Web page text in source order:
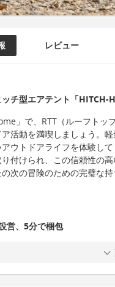
レビュー
チ型エアテント「HITCH-
」で、RTT（ルーフト
活動を満喫しましょう。
ウトドアライフを体験し
付けられ、この信頼性の
次の冒険のための完璧な持
営、5分で梱包